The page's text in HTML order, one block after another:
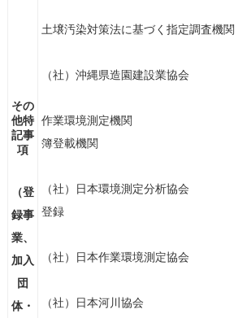
その
他特
記事
項
（登
録事
業、
加入
団
体・
土壌汚染対策法に基づく指定調査機関
（社）沖縄県造園建設業協会
作業環境測定機関 作業
簿登載機関
（社）日本環境測定分析協会
登録
（社）日本作業環境測定協会
（社）日本河川協会